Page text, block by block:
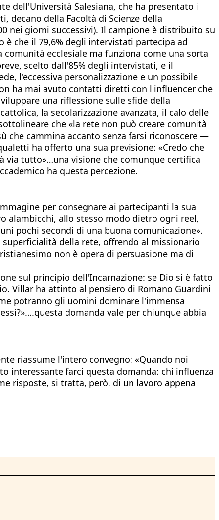
dell'Università Salesiana, che ha presentato i
decano della Facoltà di Scienze della
nei giorni successivi). Il campione è distribuito su
che il 79,6% degli intervistati partecipa ad
ecclesiale ma funziona come una sorta
scelto dall'85% degli intervistati, e il
l'eccessiva personalizzazione e un possibile
ha mai avuto contatti diretti con l'influencer che
una riflessione sulle sfide della
la secolarizzazione avanzata, il calo delle
che «la rete non può creare comunità
che cammina accanto senza farsi riconoscere —
ha offerto una sua previsione: «Credo che
via tutto»…una visione che comunque certifica
ha questa percezione.
per consegnare ai partecipanti la sua
alambicchi, allo stesso modo dietro ogni reel,
pochi secondi di una buona comunicazione».
della rete, offrendo al missionario
non è opera di persuasione ma di
sul principio dell'Incarnazione: se Dio si è fatto
Villar ha attinto al pensiero di Romano Guardini
potranno gli uomini dominare l'immensa
domanda vale per chiunque abbia
riassume l'intero convegno: «Quando noi
interessante farci questa domanda: chi influenza
risposte, si tratta, però, di un lavoro appena